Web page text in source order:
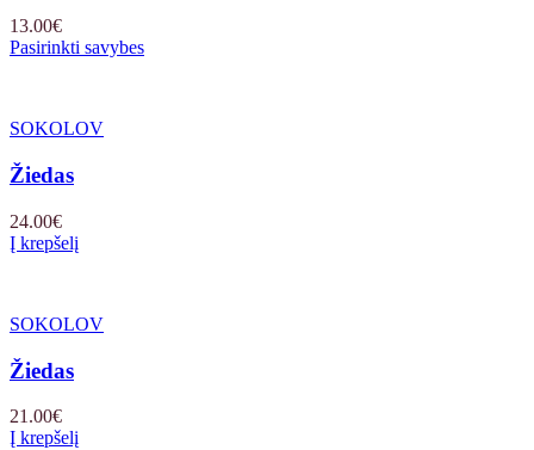
13.00€
Pasirinkti savybes
SOKOLOV
Žiedas
24.00€
Į krepšelį
SOKOLOV
Žiedas
21.00€
Į krepšelį